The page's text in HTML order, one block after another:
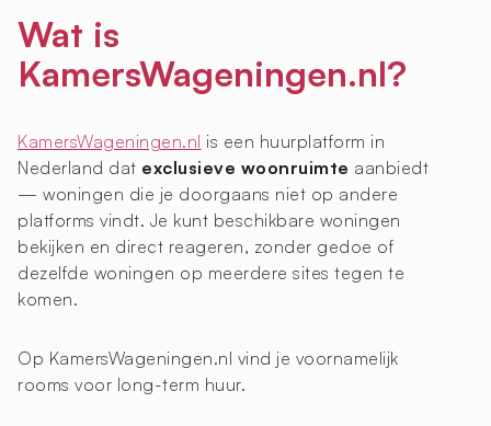
Wat is
KamersWageningen.nl?
KamersWageningen.nl is een huurplatform in
Nederland dat exclusieve woonruimte aanbiedt
— woningen die je doorgaans niet op andere
platforms vindt. Je kunt beschikbare woningen
bekijken en direct reageren, zonder gedoe of
dezelfde woningen op meerdere sites tegen te
komen.
Op KamersWageningen.nl vind je voornamelijk
rooms voor long-term huur.